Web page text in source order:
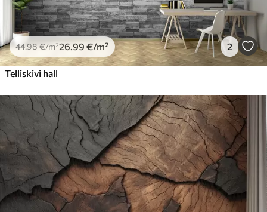
44.98€/m²26.99 €/m² 2
Telliskivi hall